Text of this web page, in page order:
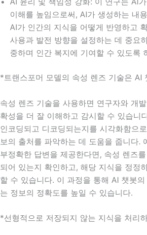
이해를 높임으로써, AI가 생성하는 내
AI가 인간의 지식을 어떻게 반영하고
사용과 발전 방향을 설정하는 데 중요
중하며 인간 복지에 기여할 수 있도록
*트랜스포머 모델의 속성 렌즈 기술은 AI
속성 렌즈 기술을 사용하면 연구자와 개
확성을 더 잘 이해하고 감시할 수 있습니
인코딩되고 디코딩되는지를 시각화함으
보의 출처를 파악하는 데 도움을 줍니다.
부정확한 답변을 제공한다면, 속성 렌즈
되어 있는지 확인하고, 해당 지식을 정정
할 수 있습니다. 이 과정을 통해 AI 챗봇
는 정보의 정확도를 높일 수 있습니다.
*선형적으로 저장되지 않는 지식을 처리